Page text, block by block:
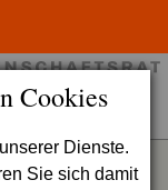
Cookies
Dienste.
Sie sich damit